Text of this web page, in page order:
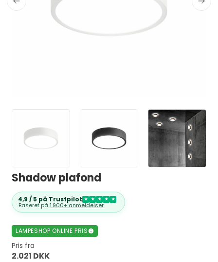
Shadow plafond
4,9 / 5 på Trustpilot ★ ★ ★ ★ ★
Baseret på 1.900+ anmeldelser
LAMPESHOP ONLINE PRIS
Pris fra
2.021 DKK